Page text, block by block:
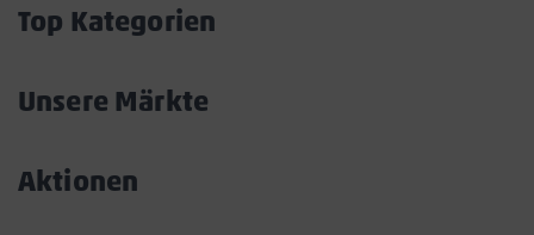
Top Kategorien
Unsere Märkte
Aktionen